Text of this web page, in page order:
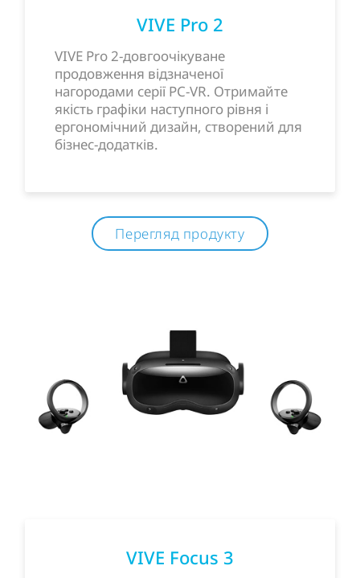
VIVE Pro 2
VIVE Pro 2-довгоочікуване
продовження відзначеної
нагородами серії PC-VR. Отримайте
якість графіки наступного рівня і
ергономічний дизайн, створений для
бізнес-додатків.
Перегляд продукту
VIVE Focus 3